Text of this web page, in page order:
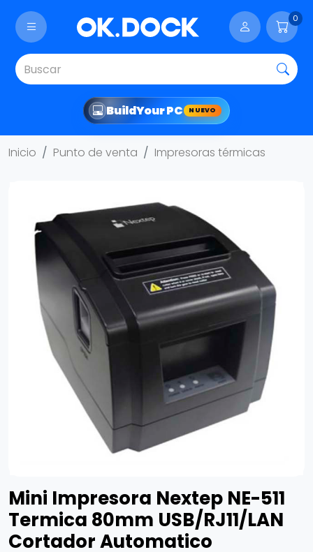
0
BuildYour PC NUEVO
Inicio Punto de venta Impresoras térmicas
Mini Impresora Nextep NE-511
Termica 80mm USB/RJ11/LAN
Cortador Automatico